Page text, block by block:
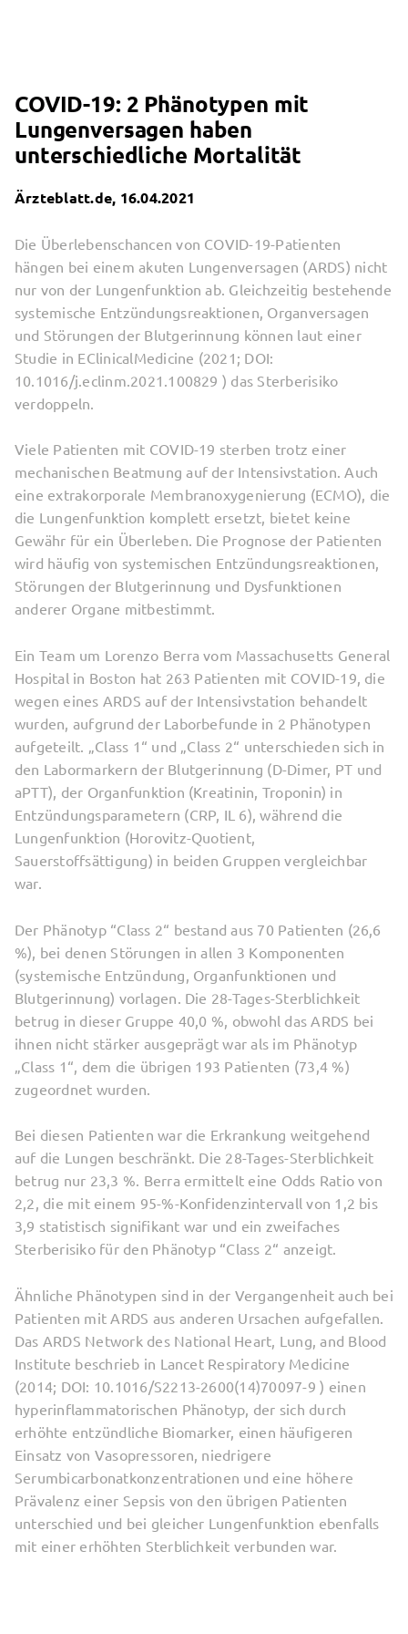
COVID-19: 2 Phänotypen mit
Lungenversagen haben
unterschiedliche Mortalität
Ärzteblatt.de, 16.04.2021
Die Überlebenschancen von COVID-19-Patienten
hängen bei einem akuten Lungenversagen (ARDS) nicht
nur von der Lungenfunktion ab. Gleichzeitig bestehende
systemische Entzündungsreaktionen, Organversagen
und Störungen der Blutgerinnung können laut einer
Studie in EClinicalMedicine (2021; DOI:
10.1016/j.eclinm.2021.100829 ) das Sterberisiko
verdoppeln.
Viele Patienten mit COVID-19 sterben trotz einer
mechanischen Beatmung auf der Intensivstation. Auch
eine extrakorporale Membranoxygenierung (ECMO), die
die Lungenfunktion komplett ersetzt, bietet keine
Gewähr für ein Überleben. Die Prognose der Patienten
wird häufig von systemischen Entzündungsreaktionen,
Störungen der Blutgerinnung und Dysfunktionen
anderer Organe mitbestimmt.
Ein Team um Lorenzo Berra vom Massachusetts General
Hospital in Boston hat 263 Patienten mit COVID-19, die
wegen eines ARDS auf der Intensivstation behandelt
wurden, aufgrund der Laborbefunde in 2 Phänotypen
aufgeteilt. „Class 1“ und „Class 2“ unterschieden sich in
den Labormarkern der Blutgerinnung (D-Dimer, PT und
aPTT), der Organfunktion (Kreatinin, Troponin) in
Entzündungsparametern (CRP, IL 6), während die
Lungenfunktion (Horovitz-Quotient,
Sauerstoffsättigung) in beiden Gruppen vergleichbar
war.
Der Phänotyp “Class 2“ bestand aus 70 Patienten (26,6
%), bei denen Störungen in allen 3 Komponenten
(systemische Entzündung, Organfunktionen und
Blutgerinnung) vorlagen. Die 28-Tages-Sterblichkeit
betrug in dieser Gruppe 40,0 %, obwohl das ARDS bei
ihnen nicht stärker ausgeprägt war als im Phänotyp
„Class 1“, dem die übrigen 193 Patienten (73,4 %)
zugeordnet wurden.
Bei diesen Patienten war die Erkrankung weitgehend
auf die Lungen beschränkt. Die 28-Tages-Sterblichkeit
betrug nur 23,3 %. Berra ermittelt eine Odds Ratio von
2,2, die mit einem 95-%-Konfidenzintervall von 1,2 bis
3,9 statistisch signifikant war und ein zweifaches
Sterberisiko für den Phänotyp “Class 2“ anzeigt.
Ähnliche Phänotypen sind in der Vergangenheit auch bei
Patienten mit ARDS aus anderen Ursachen aufgefallen.
Das ARDS Network des National Heart, Lung, and Blood
Institute beschrieb in Lancet Respiratory Medicine
(2014; DOI: 10.1016/S2213-2600(14)70097-9 ) einen
hyperinflammatorischen Phänotyp, der sich durch
erhöhte entzündliche Biomarker, einen häufigeren
Einsatz von Vasopressoren, niedrigere
Serumbicarbonatkonzentrationen und eine höhere
Prävalenz einer Sepsis von den übrigen Patienten
unterschied und bei gleicher Lungenfunktion ebenfalls
mit einer erhöhten Sterblichkeit verbunden war.